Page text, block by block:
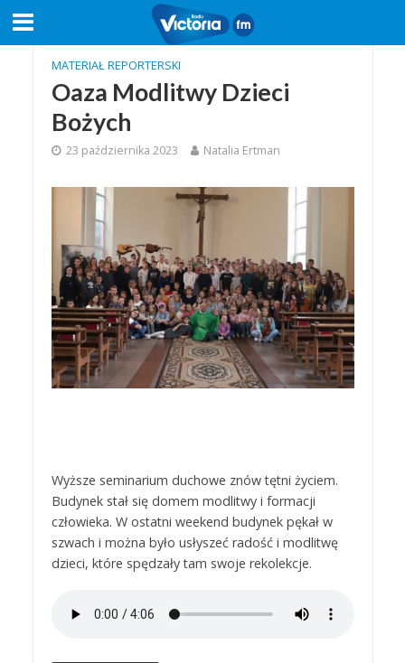
MATERIAŁ REPORTERSKI
Oaza Modlitwy Dzieci
Bożych
23 października 2023 Natalia Ertman
Wyższe seminarium duchowe znów tętni życiem.
Budynek stał się domem modlitwy i formacji
człowieka. W ostatni weekend budynek pękał w
szwach i można było usłyszeć radość i modlitwę
dzieci, które spędzały tam swoje rekolekcje.